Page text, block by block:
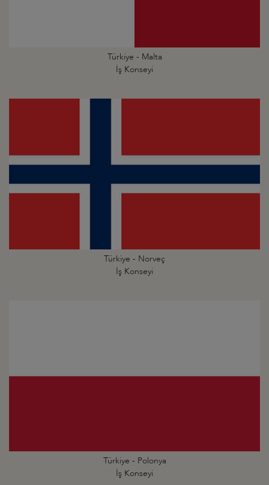
Türkiye - Malta
İş Konseyi
Türkiye - Norveç
İş Konseyi
Türkiye - Polonya
İş Konseyi